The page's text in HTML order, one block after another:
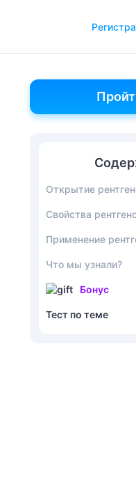
Открытие
Свойства
Применение
Что мы узнали?
Бонус
Тест по теме